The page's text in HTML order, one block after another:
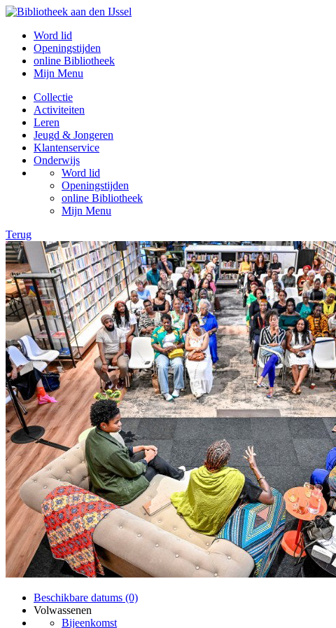
Word lid
Openingstijden
online Bibliotheek
Mijn Menu
Collectie
Activiteiten
Leren
Jeugd & Jongeren
Klantenservice
Onderwijs
Word lid
Openingstijden
online Bibliotheek
Mijn Menu
Terug
Beschikbare datums (0)
Volwassenen
Bijeenkomst